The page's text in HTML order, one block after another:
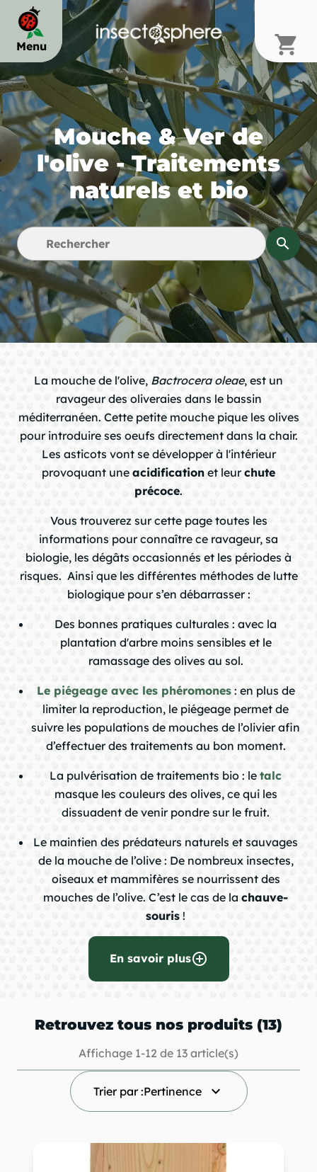
Menu
chevron_right
chevron_right
chevron_right
chevron_right
chevron_right
chevron_right
chevron_right
chevron_right
chevron_right
shopping_cart
Mouche & Ver de
l'olive - Traitements
naturels et bio
search
La mouche de l'olive, Bactrocera oleae, est un
ravageur des oliveraies dans le bassin
méditerranéen. Cette petite mouche pique les olives
pour introduire ses oeufs directement dans la chair.
Les asticots vont se développer à l'intérieur
provoquant une acidification et leurchute
précoce.
Vous trouverez sur cette page toutes les
informations pour connaître ce ravageur, sa
biologie, les dégâts occasionnés et les périodes à
risques. Ainsi que les différentes méthodes de lutte
biologique pour s’en débarrasser :
Des bonnes pratiques culturales : avec la
plantation d'arbre moins sensibles et le
ramassage des olives au sol.
Le piégeage avec les phéromones: en plus de
limiter la reproduction, le piégeage permet de
suivre les populations de mouches de l’olivier afin
d’effectuer des traitements au bon moment.
La pulvérisation de traitements bio : le talc
masque les couleurs des olives, ce qui les
dissuadent de venir pondre sur le fruit.
Le maintien des prédateurs naturels et sauvages
de la mouche de l’olive : De nombreux insectes,
oiseaux et mammifères se nourrissent des
mouches de l’olive. C’est le cas de la chauve-
souris !
En savoir plusadd_circle_outline
Retrouvez tous nos produits (13)
Affichage 1-12 de 13 article(s)
Trier par :Pertinence keyboard_arrow_down